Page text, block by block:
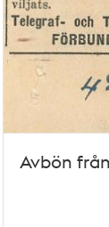
Avbön